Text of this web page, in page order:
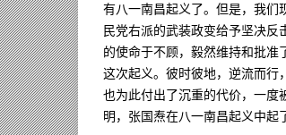
有八一南昌起义了。但是，我们
民党右派的武装政变给予坚决反
的使命于不顾，毅然维持和批准
这次起义。彼时彼地，逆流而行
也为此付出了沉重的代价，一度
明，张国焘在八一南昌起义中起